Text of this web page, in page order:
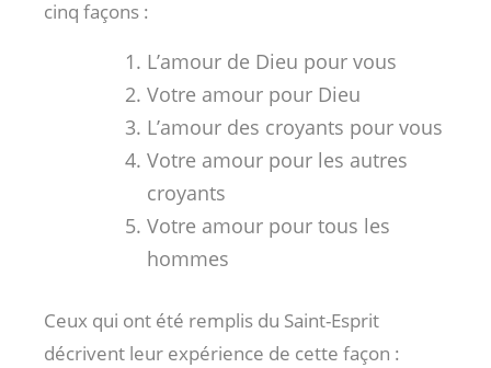
cinq façons :
L’amour de Dieu pour vous
Votre amour pour Dieu
L’amour des croyants pour vous
Votre amour pour les autres
croyants
Votre amour pour tous les
hommes
Ceux qui ont été remplis du Saint-Esprit
décrivent leur expérience de cette façon :